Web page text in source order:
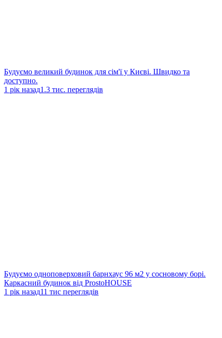
Будуємо великий будинок для сім'ї у Києві. Швидко та
доступно.
1 рік назад1.3 тис. переглядів
Будуємо одноповерховий барнхаус 96 м2 у сосновому борі.
Каркасний будинок від ProstoHOUSE
1 рік назад11 тис переглядів